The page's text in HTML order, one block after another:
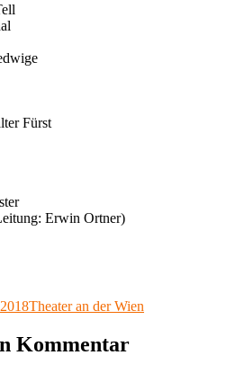
Fürst
Erwin Ortner)
Kategorien
Theater an der Wien
Kommentar